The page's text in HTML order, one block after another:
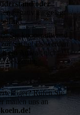
oder
negativ ausgelegt
Sie kooperativ und
Sache! Es werden
ein Anwalt nicht
bekommt.
Rufen Sie
mailen uns an